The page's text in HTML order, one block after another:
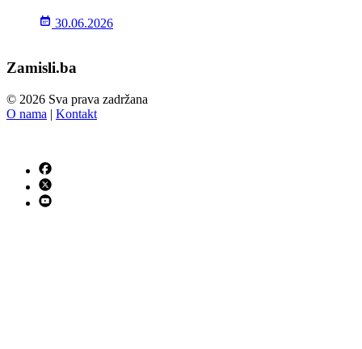
30.06.2026
Zamisli.ba
© 2026 Sva prava zadržana
O nama | Kontakt